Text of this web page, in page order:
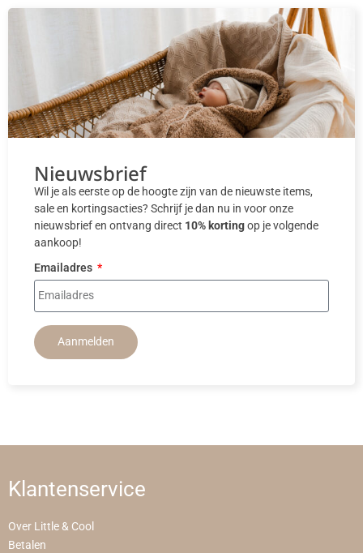
Nieuwsbrief
Wil je als eerste op de hoogte zijn van de nieuwste items,
sale en kortingsacties? Schrijf je dan nu in voor onze
nieuwsbrief en ontvang direct 10% kortingop je volgende
aankoop!
Emailadres
Aanmelden
Klantenservice
Over Little & Cool
Betalen